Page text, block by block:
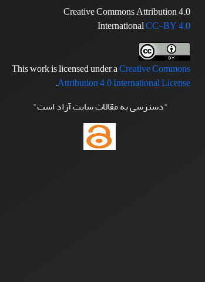
Creative Commons Attribution 4.0
InternationalCC-BY 4.0
This work is licensed under aCreative Commons
Attribution 4.0 International License
.
"دسترسی به مقالات سایت آزاد است"